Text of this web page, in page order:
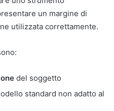
un margine di
utilizzata correttamente.
del soggetto
standard non adatto al